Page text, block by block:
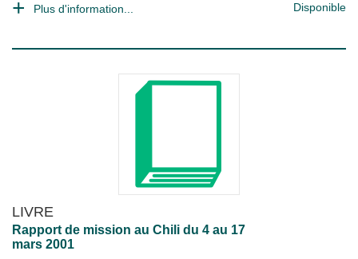
Plus d'information... Disponible
LIVRE
Rapport de mission au Chili du 4 au 17
mars 2001